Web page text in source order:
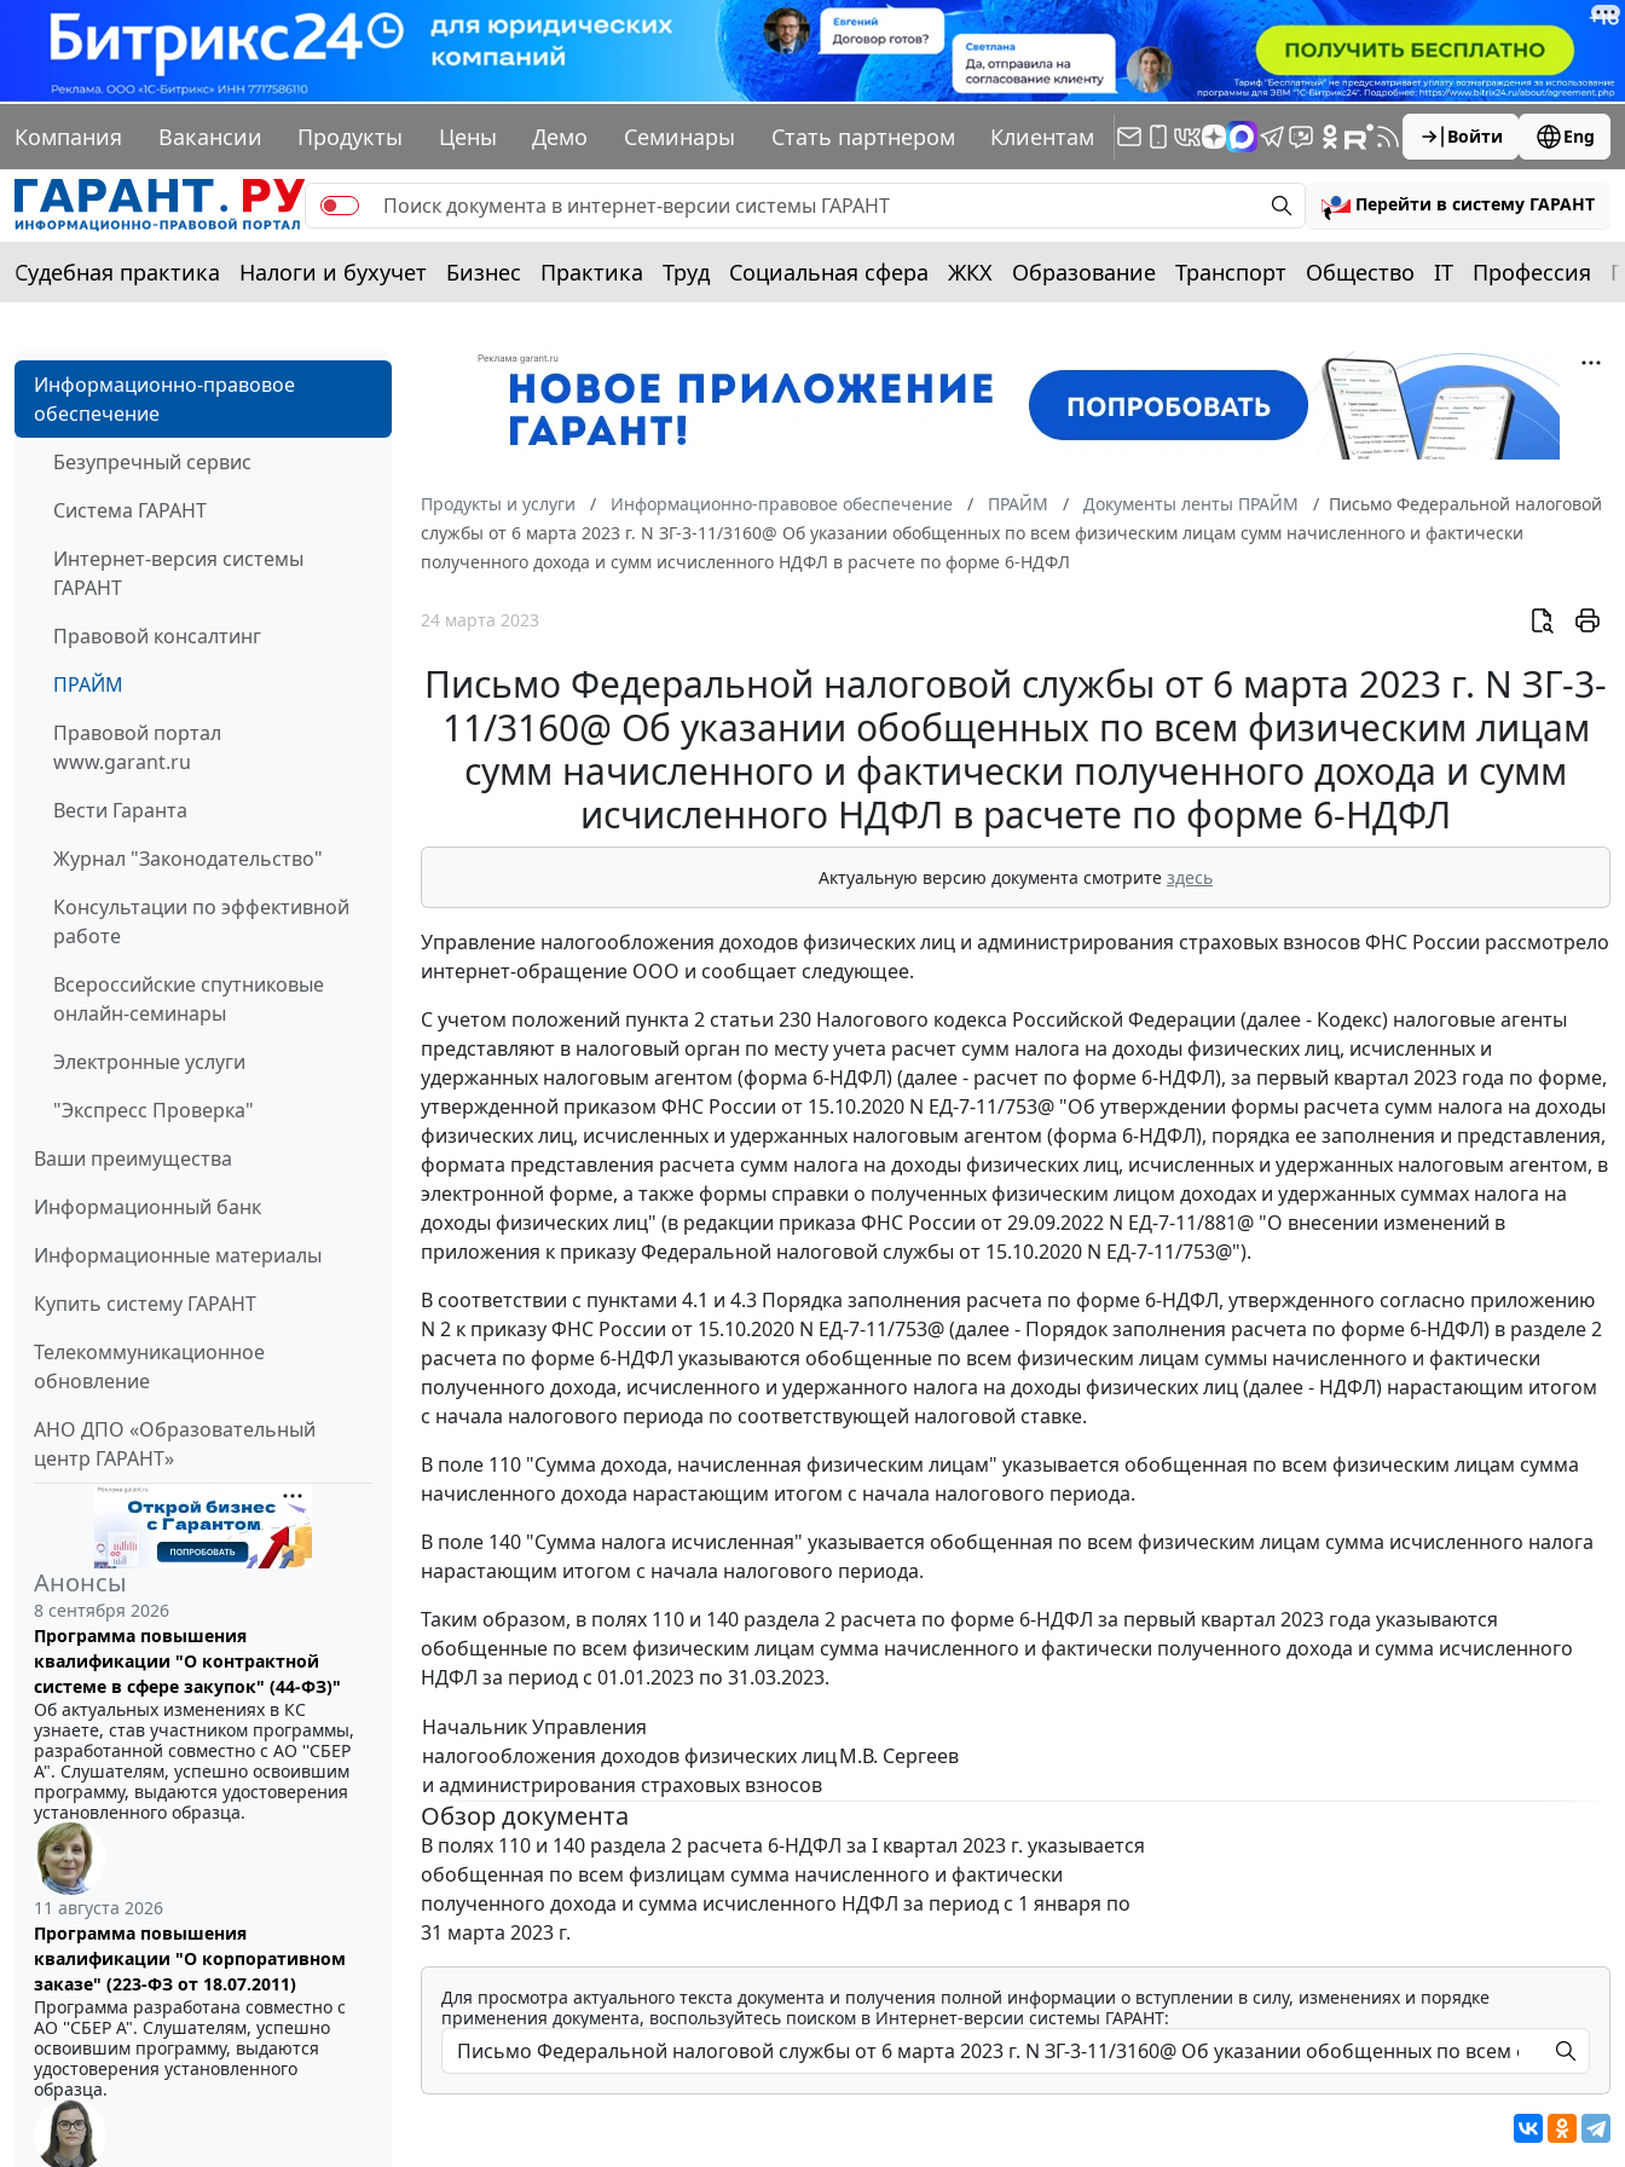
Компания Вакансии Продукты Цены Демо Семинары Стать партнером Клиентам Войти Eng
Перейти в систему ГАРАНТ
Судебная практика Налоги и бухучет Бизнес Практика Труд Социальная сфера ЖКХ Образование Транспорт Общество IT Профессия
Информационно-правовое
обеспечение
Безупречный сервис
Система ГАРАНТ
Интернет-версия системы
ГАРАНТ
Правовой консалтинг
ПРАЙМ
Правовой портал
www.garant.ru
Вести Гаранта
Журнал "Законодательство"
Консультации по эффективной
работе
Всероссийские спутниковые
онлайн-семинары
Электронные услуги
"Экспресс Проверка"
Ваши преимущества
Информационный банк
Информационные материалы
Купить систему ГАРАНТ
Телекоммуникационное
обновление
АНО ДПО «Образовательный
центр ГАРАНТ»
Анонсы
8 сентября 2026
Программа повышения
квалификации "О контрактной
системе в сфере закупок" (44-ФЗ)"
Об актуальных изменениях в КС
узнаете, став участником программы,
разработанной совместно с АО ''СБЕР
А". Слушателям, успешно освоившим
программу, выдаются удостоверения
установленного образца.
11 августа 2026
Программа повышения
квалификации "О корпоративном
заказе" (223-ФЗ от 18.07.2011)
Программа разработана совместно с
АО ''СБЕР А". Слушателям, успешно
освоившим программу, выдаются
удостоверения установленного
образца.
Продукты и услуги Информационно-правовое обеспечение ПРАЙМ Документы ленты ПРАЙМ
Письмо Федеральной налоговой
службы от 6 марта 2023 г. N ЗГ-3-11/3160@ Об указании обобщенных по всем физическим лицам сумм начисленного и фактически
полученного дохода и сумм исчисленного НДФЛ в расчете по форме 6-НДФЛ
24 марта 2023
Письмо Федеральной налоговой службы от 6 марта 2023 г. N ЗГ-3-
11/3160@ Об указании обобщенных по всем физическим лицам
сумм начисленного и фактически полученного дохода и сумм
исчисленного НДФЛ в расчете по форме 6-НДФЛ
Актуальную версию документа смотрите здесь
Управление налогообложения доходов физических лиц и администрирования страховых взносов ФНС России рассмотрело
интернет-обращение ООО и сообщает следующее.
С учетом положений пункта 2 статьи 230 Налогового кодекса Российской Федерации (далее - Кодекс) налоговые агенты
представляют в налоговый орган по месту учета расчет сумм налога на доходы физических лиц, исчисленных и
удержанных налоговым агентом (форма 6-НДФЛ) (далее - расчет по форме 6-НДФЛ), за первый квартал 2023 года по форме,
утвержденной приказом ФНС России от 15.10.2020 N ЕД-7-11/753@ "Об утверждении формы расчета сумм налога на доходы
физических лиц, исчисленных и удержанных налоговым агентом (форма 6-НДФЛ), порядка ее заполнения и представления,
формата представления расчета сумм налога на доходы физических лиц, исчисленных и удержанных налоговым агентом, в
электронной форме, а также формы справки о полученных физическим лицом доходах и удержанных суммах налога на
доходы физических лиц" (в редакции приказа ФНС России от 29.09.2022 N ЕД-7-11/881@ "О внесении изменений в
приложения к приказу Федеральной налоговой службы от 15.10.2020 N ЕД-7-11/753@").
В соответствии с пунктами 4.1 и 4.3 Порядка заполнения расчета по форме 6-НДФЛ, утвержденного согласно приложению
N 2 к приказу ФНС России от 15.10.2020 N ЕД-7-11/753@ (далее - Порядок заполнения расчета по форме 6-НДФЛ) в разделе 2
расчета по форме 6-НДФЛ указываются обобщенные по всем физическим лицам суммы начисленного и фактически
полученного дохода, исчисленного и удержанного налога на доходы физических лиц (далее - НДФЛ) нарастающим итогом
с начала налогового периода по соответствующей налоговой ставке.
В поле 110 "Сумма дохода, начисленная физическим лицам" указывается обобщенная по всем физическим лицам сумма
начисленного дохода нарастающим итогом с начала налогового периода.
В поле 140 "Сумма налога исчисленная" указывается обобщенная по всем физическим лицам сумма исчисленного налога
нарастающим итогом с начала налогового периода.
Таким образом, в полях 110 и 140 раздела 2 расчета по форме 6-НДФЛ за первый квартал 2023 года указываются
обобщенные по всем физическим лицам сумма начисленного и фактически полученного дохода и сумма исчисленного
НДФЛ за период с 01.01.2023 по 31.03.2023.
Начальник Управления
налогообложения доходов физических лиц
и администрирования страховых взносов
М.В. Сергеев
Обзор документа
В полях 110 и 140 раздела 2 расчета 6-НДФЛ за I квартал 2023 г. указывается
обобщенная по всем физлицам сумма начисленного и фактически
полученного дохода и сумма исчисленного НДФЛ за период с 1 января по
31 марта 2023 г.
Для просмотра актуального текста документа и получения полной информации о вступлении в силу, изменениях и порядке
применения документа, воспользуйтесь поиском в Интернет-версии системы ГАРАНТ: